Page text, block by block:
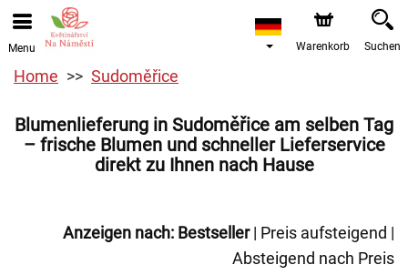
Menu Warenkorb Suchen
Home Sudoměřice
Blumenlieferung in Sudoměřice am selben Tag
– frische Blumen und schneller Lieferservice
direkt zu Ihnen nach Hause
Anzeigen nach: Bestseller| Preis aufsteigend |
Absteigend nach Preis